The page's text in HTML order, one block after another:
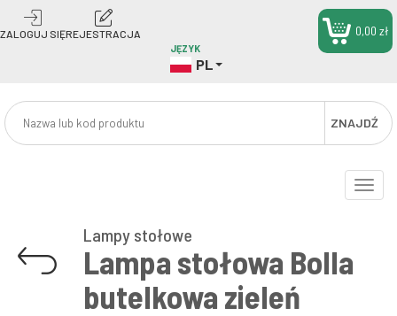
ZALOGUJ SIĘREJESTRACJA
JĘZYK
PL
ZNAJDŹ
0,00 zł
Toggle
Lampy stołowe
Lampa stołowa Bolla
butelkowa zieleń